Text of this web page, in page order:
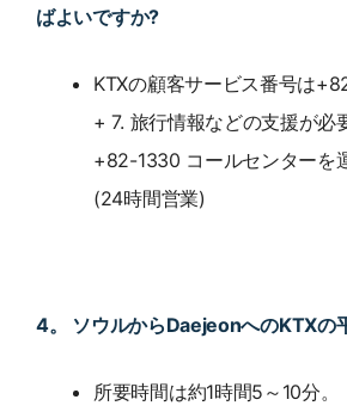
ばよいですか?
KTXの顧客サービス番号は
+ 7. 旅行情報などの支援が必
+82-1330 コールセンターを
(24時間営業)
4。 ソウルからDaejeonへのKTXの
所要時間は約1時間5～10分。